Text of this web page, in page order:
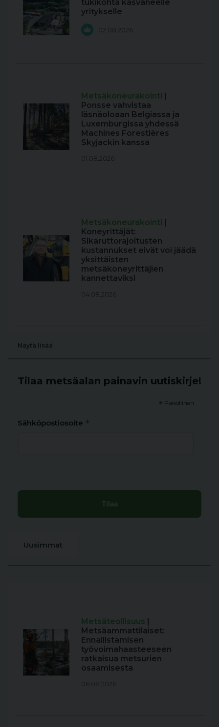
tukikohta kasvaneelle
yritykselle
02.08.2026
Metsäkoneurakointi |
Ponsse vahvistaa
läsnäoloaan Belgiassa ja
Luxemburgissa yhdessä
Machines Forestières
Skyjackin kanssa
01.08.2026
Metsäkoneurakointi |
Koneyrittäjät:
Sikaruttorajoitusten
kustannukset eivät voi jäädä
yksittäisten
metsäkoneyrittäjien
kannettaviksi
04.08.2026
Näytä lisää
Tilaa metsäalan painavin uutiskirje!
* Pakollinen
Sähköpostiosoite *
Uusimmat
Metsäteollisuus
Metsäammattilaiset:
Ennallistamisen
työvoimahaasteeseen
ratkaisua metsurien
osaamisesta
06.08.2026